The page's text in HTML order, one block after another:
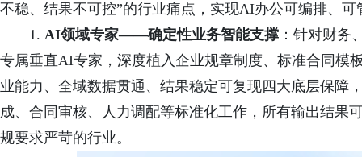
不稳、结果不可控”的行业痛点，实现AI办公可编排、
1. AI领域专家——确定性业务智能支撑 ：针对财务
专属垂直AI专家，深度植入企业规章制度、标准合同模
业能力、全域数据贯通、结果稳定可复现四大底层保障
成、合同审核、人力调配等标准化工作，所有输出结果
规要求严苛的行业。